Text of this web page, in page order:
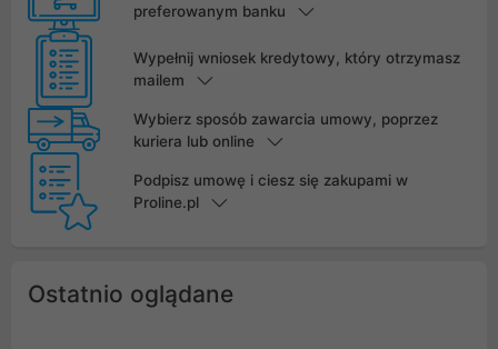
preferowanym banku
Wypełnij wniosek kredytowy, który otrzymasz
mailem
Wybierz sposób zawarcia umowy, poprzez
kuriera lub online
Podpisz umowę i ciesz się zakupami w
Proline.pl
Ostatnio oglądane